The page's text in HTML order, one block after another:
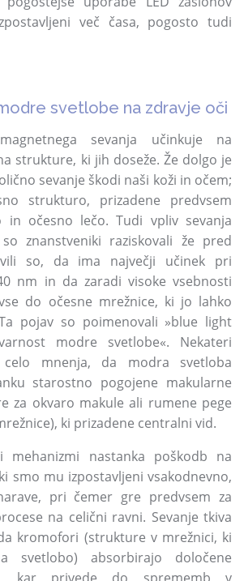
več časa, pogosto tudi
svetlobe na zdravje oči
sevanja učinkuje na
strukture, ki jih doseže. Že dolgo je
sevanje škodi naši koži in očem;
strukturo, prizadene predvsem
in očesno lečo. Tudi vpliv sevanja
znanstveniki raziskovali že pred
so, da ima največji učinek pri
nm in da zaradi visoke vsebnosti
do očesne mrežnice, ki jo lahko
pojav so poimenovali »blue light
modre svetlobe«. Nekateri
celo mnenja, da modra svetloba
starostno pogojene makularne
za okvaro makule ali rumene pege
ki prizadene centralni vid.
mehanizmi nastanka poškodb na
smo mu izpostavljeni vsakodnevno,
pri čemer gre predvsem za
na celični ravni. Sevanje tkiva
kromofori (strukture v mrežnici, ki
svetlobo) absorbirajo določene